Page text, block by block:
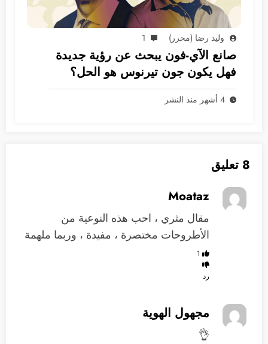
وليد رضا (محرر) 1
صانع الآي-فون يبحث عن رؤية جديدة
فهل يكون جون تيرنوس هو الحل؟
4 أشهر منذ النشر
8 تعليق
Moataz
مقال مثري ، احب هذه النوعية من
الأطروحات مختصرة ، مفيدة ، وربما ملهمة
1
رد
مجهول الهوية
👌